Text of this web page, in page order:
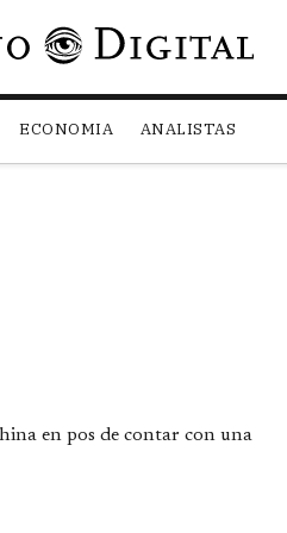
Pasar al contenido principal
ECONOMIA ANALISTAS
en pos de contar con una